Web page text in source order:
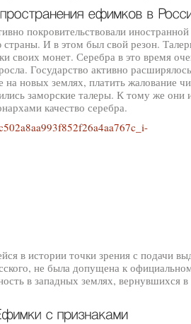
покровительствовали
страны. И в этом был свой резон.
своих монет. Серебра в это время
Государство активно
новых землях, платить жалование
заморские талеры. К тому же они
качество серебра.
в истории точки зрения с подачи
не была допущена к
в западных землях, вернувшихся в